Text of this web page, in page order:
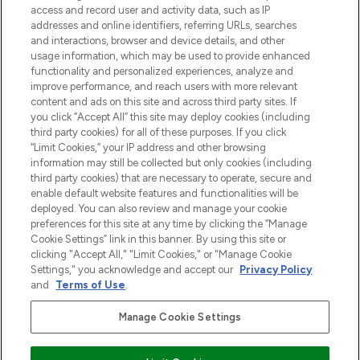
verzending vanaf €40.
Cookie-toestemming
Do Not Sell or Share My Personal
Information
HELP & INFORMATIE
BEDRIJFSINFORMATIE
OVER LOOKFANTASTIC
Betaal veilig met
access and record user and activity data, such as IP
addresses and online identifiers, referring URLs, searches
and interactions, browser and device details, and other
usage information, which may be used to provide enhanced
functionality and personalized experiences, analyze and
improve performance, and reach users with more relevant
content and ads on this site and across third party sites. If
you click “Accept All” this site may deploy cookies (including
third party cookies) for all of these purposes. If you click
“Limit Cookies,” your IP address and other browsing
information may still be collected but only cookies (including
third party cookies) that are necessary to operate, secure and
enable default website features and functionalities will be
deployed. You can also review and manage your cookie
preferences for this site at any time by clicking the “Manage
Cookie Settings” link in this banner. By using this site or
clicking "Accept All," "Limit Cookies," or "Manage Cookie
Settings," you acknowledge and accept our Privacy Policy
and
Terms of Use.
Manage Cookie Settings